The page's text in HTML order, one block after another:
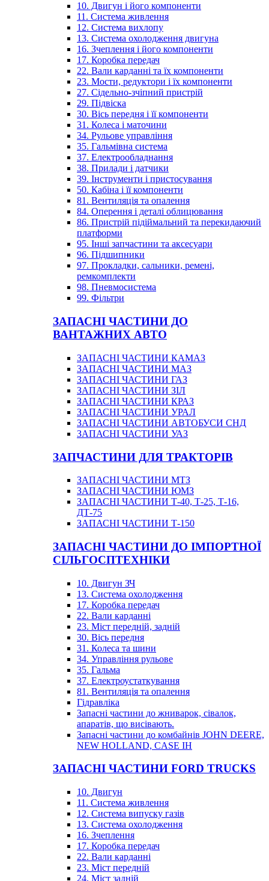
10. Двигун і його компоненти
11. Система живлення
12. Система вихлопу
13. Система охолодження двигуна
16. Зчеплення і його компоненти
17. Коробка передач
22. Вали карданні та їх компоненти
23. Мости, редуктори і їх компоненти
27. Сідельно-зчіпний пристрій
29. Підвіска
30. Вісь передня і її компоненти
31. Колеса і маточини
34. Рульове управління
35. Гальмівна система
37. Електрообладнання
38. Прилади і датчики
39. Інструменти і пристосування
50. Кабіна і її компоненти
81. Вентиляція та опалення
84. Оперення і деталі облицювання
86. Пристрій підіймальний та перекидаючий
платформи
95. Інші запчастини та аксесуари
96. Підшипники
97. Прокладки, сальники, ремені,
ремкомплекти
98. Пневмосистема
99. Фільтри
ЗАПАСНІ ЧАСТИНИ ДО
ВАНТАЖНИХ АВТО
ЗАПАСНІ ЧАСТИНИ КАМАЗ
ЗАПАСНІ ЧАСТИНИ МАЗ
ЗАПАСНІ ЧАСТИНИ ГАЗ
ЗАПАСНІ ЧАСТИНИ ЗІЛ
ЗАПАСНІ ЧАСТИНИ КРАЗ
ЗАПАСНІ ЧАСТИНИ УРАЛ
ЗАПАСНІ ЧАСТИНИ АВТОБУСИ СНД
ЗАПАСНІ ЧАСТИНИ УАЗ
ЗАПЧАСТИНИ ДЛЯ ТРАКТОРІВ
ЗАПАСНІ ЧАСТИНИ МТЗ
ЗАПАСНІ ЧАСТИНИ ЮМЗ
ЗАПАСНІ ЧАСТИНИ Т-40, Т-25, Т-16,
ДТ-75
ЗАПАСНІ ЧАСТИНИ Т-150
ЗАПАСНІ ЧАСТИНИ ДО ІМПОРТНОЇ
СІЛЬГОСПТЕХНІКИ
10. Двигун ЗЧ
13. Система охолодження
17. Коробка передач
22. Вали карданні
23. Міст передній, задній
30. Вісь передня
31. Колеса та шини
34. Управління рульове
35. Гальма
37. Електроустаткування
81. Вентиляція та опалення
Гідравліка
Запасні частини до жниварок, сівалок,
апаратів, що висівають.
Запасні частини до комбайнів JOHN DEERE,
NEW HOLLAND, CASE IH
ЗАПАСНІ ЧАСТИНИ FORD TRUCKS
10. Двигун
11. Система живлення
12. Система випуску газів
13. Система охолодження
16. Зчеплення
17. Коробка передач
22. Вали карданні
23. Міст передній
24. Міст задній